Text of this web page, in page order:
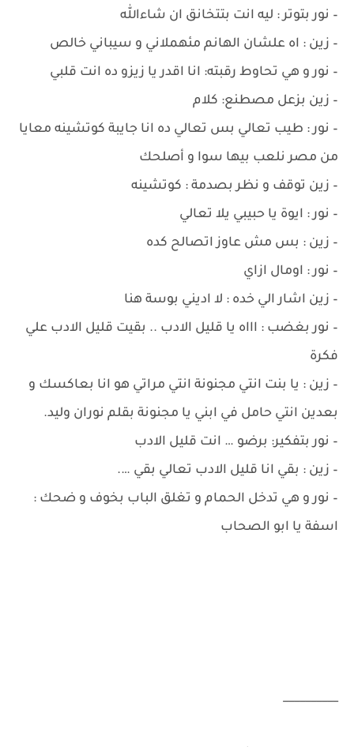
– نور بتوتر : ليه انت بتتخانق ان شاءالله
– زين : اه علشان الهانم مئهملاني و سيباني خالص
– نور و هي تحاوط رقبته: انا اقدر يا زيزو ده انت قلبي
– زين بزعل مصطنع: كلام
– نور : طيب تعالي بس تعالي ده انا جايبة كوتشينه معايا
من مصر نلعب بيها سوا و أصلحك
– زين توقف و نظر بصدمة : كوتشينه
– نور : ايوة يا حبيبي يلا تعالي
– زين : بس مش عاوز اتصالح كده
– نور : اومال ازاي
– زين اشار الي خده : لا اديني بوسة هنا
– نور بغضب : اااه يا قليل الادب .. بقيت قليل الادب علي
فكرة
– زين : يا بنت انتي مجنونة انتي مراتي هو انا بعاكسك و
بعدين انتي حامل في ابني يا مجنونة بقلم نوران وليد.
– نور بتفكير: برضو … انت قليل الادب
– زين : بقي انا قليل الادب تعالي بقي ….
– نور و هي تدخل الحمام و تغلق الباب بخوف و ضحك :
اسفة يا ابو الصحاب
__________